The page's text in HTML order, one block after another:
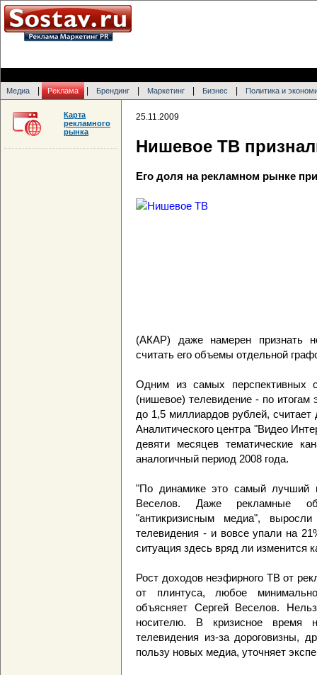
Медиа Реклама Брендинг Маркетинг Бизнес Политика и
25.11.2009
Нишевое ТВ
Его доля на рекламном рынке
(АКАР) даже намерен признать
считать его объемы отдельной
Одним из самых перспективных
(нишевое) телевидение - по итогам
до 1,5 миллиардов рублей,
Аналитического центра "Видео
девяти месяцев тематические
аналогичный период 2008 года.
"По динамике это самый лучший
Веселов. Даже рекламные
"антикризисным медиа",
телевидения - и вовсе упали на
ситуация здесь вряд ли изменится
Рост доходов неэфирного ТВ от
от плинтуса, любое
объясняет Сергей Веселов.
носителю. В кризисное время
телевидения из-за дороговизны,
пользу новых медиа, уточняет
Карта
рекламного
рынка